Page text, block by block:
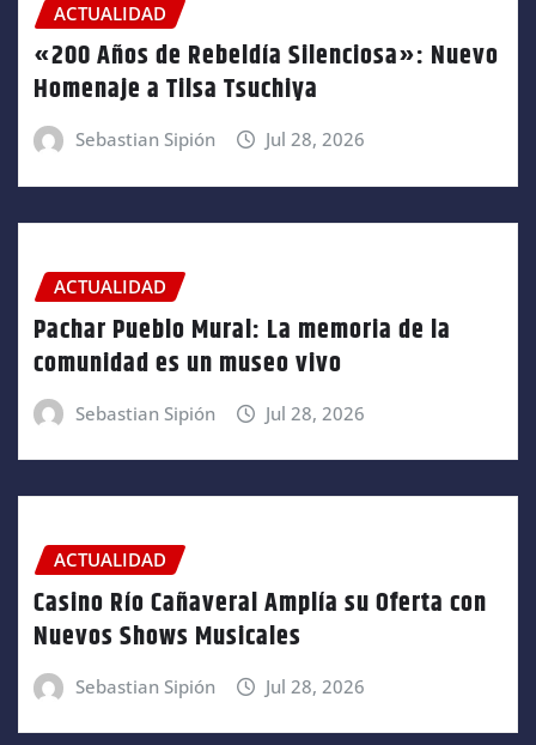
ACTUALIDAD
«200 Años de Rebeldía Silenciosa»: Nuevo
Homenaje a Tilsa Tsuchiya
Sebastian Sipión Jul 28, 2026
ACTUALIDAD
Pachar Pueblo Mural: La memoria de la
comunidad es un museo vivo
Sebastian Sipión Jul 28, 2026
ACTUALIDAD
Casino Río Cañaveral Amplía su Oferta con
Nuevos Shows Musicales
Sebastian Sipión Jul 28, 2026